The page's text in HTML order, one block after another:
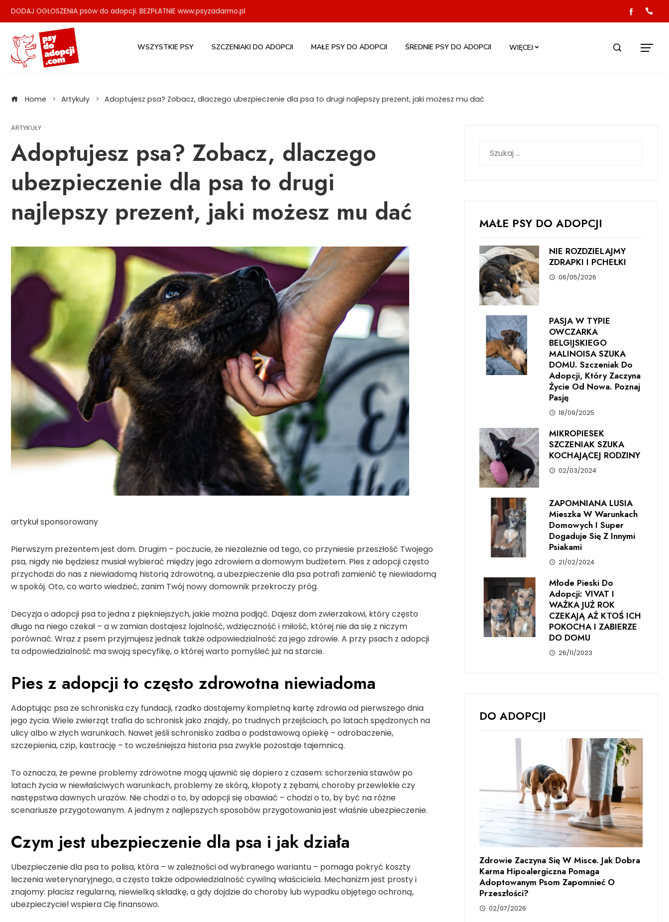
SkipDODAJ OGŁOSZENIA psów do adopcji. BEZPŁATNIE www.psyzadarmo.pl
WSZYSTKIE PSY SZCZENIAKI DO ADOPCJI MAŁE PSY DO ADOPCJI ŚREDNIE PSY DO ADOPCJI WIĘCEJ
Home Artykuły Adoptujesz psa? Zobacz, dlaczego ubezpieczenie dla psa to drugi najlepszy prezent, jaki możesz mu dać
ARTYKUŁY
Adoptujesz psa? Zobacz, dlaczego
ubezpieczenie dla psa to drugi
najlepszy prezent, jaki możesz mu dać
artykuł sponsorowany
Pierwszym prezentem jest dom. Drugim – poczucie, że niezależnie od tego, co przyniesie przeszłość Twojego
psa, nigdy nie będziesz musiał wybierać między jego zdrowiem a domowym budżetem. Pies z adopcji często
przychodzi do nas z niewiadomą historią zdrowotną, a ubezpieczenie dla psa potrafi zamienić tę niewiadomą
w spokój. Oto, co warto wiedzieć, zanim Twój nowy domownik przekroczy próg.
Decyzja o adopcji psa to jedna z piękniejszych, jakie można podjąć. Dajesz dom zwierzakowi, który często
długo na niego czekał – a w zamian dostajesz lojalność, wdzięczność i miłość, której nie da się z niczym
porównać. Wraz z psem przyjmujesz jednak także odpowiedzialność za jego zdrowie. A przy psach z adopcji
ta odpowiedzialność ma swoją specyfikę, o której warto pomyśleć już na starcie.
Pies z adopcji to często zdrowotna niewiadoma
Adoptując psa ze schroniska czy fundacji, rzadko dostajemy kompletną kartę zdrowia od pierwszego dnia
jego życia. Wiele zwierząt trafia do schronisk jako znajdy, po trudnych przejściach, po latach spędzonych na
ulicy albo w złych warunkach. Nawet jeśli schronisko zadba o podstawową opiekę – odrobaczenie,
szczepienia, czip, kastrację – to wcześniejsza historia psa zwykle pozostaje tajemnicą.
To oznacza, że pewne problemy zdrowotne mogą ujawnić się dopiero z czasem: schorzenia stawów po
latach życia w niewłaściwych warunkach, problemy ze skórą, kłopoty z zębami, choroby przewlekłe czy
następstwa dawnych urazów. Nie chodzi o to, by adopcji się obawiać – chodzi o to, by być na różne
scenariusze przygotowanym. A jednym z najlepszych sposobów przygotowania jest właśnie ubezpieczenie.
Czym jest ubezpieczenie dla psa i jak działa
Ubezpieczenie dla psa to polisa, która – w zależności od wybranego wariantu – pomaga pokryć koszty
leczenia weterynaryjnego, a często także odpowiedzialność cywilną właściciela. Mechanizm jest prosty i
znajomy: płacisz regularną, niewielką składkę, a gdy dojdzie do choroby lub wypadku objętego ochroną,
ubezpieczyciel wspiera Cię finansowo.
MAŁE PSY DO ADOPCJI
NIE ROZDZIELAJMY
ZDRAPKI I PCHEŁKI
06/05/2026
PASJA W TYPIE
OWCZARKA
BELGIJSKIEGO
MALINOISA SZUKA
DOMU. Szczeniak Do
Adopcji, Który Zaczyna
Życie Od Nowa. Poznaj
Pasję
18/09/2025
MIKROPIESEK
SZCZENIAK SZUKA
KOCHAJĄCEJ RODZINY
02/03/2024
ZAPOMNIANA LUSIA
Mieszka W Warunkach
Domowych I Super
Dogaduje Się Z Innymi
Psiakami
21/02/2024
Młode Pieski Do
Adopcji: VIVAT I
WAŻKA JUŻ ROK
CZEKAJĄ AŻ KTOŚ ICH
POKOCHA I ZABIERZE
DO DOMU
26/11/2023
DO ADOPCJI
Zdrowie Zaczyna Się W Misce. Jak Dobra
Karma Hipoalergiczna Pomaga
Adoptowanym Psom Zapomnieć O
Przeszłości?
02/07/2026